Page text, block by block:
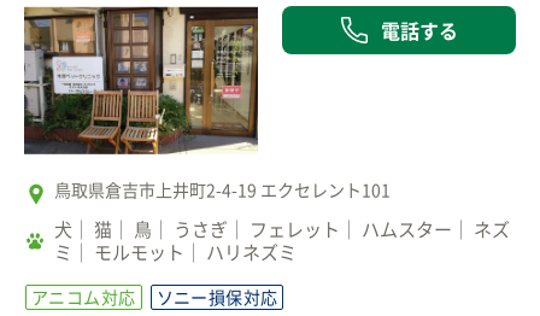
電話する
鳥取県倉吉市上井町2-4-19 エクセレント101
犬 猫 鳥 うさぎ フェレット ハムスター
ネズ
ミ
モルモット ハリネズミ
アニコム対応
ソニー損保対応